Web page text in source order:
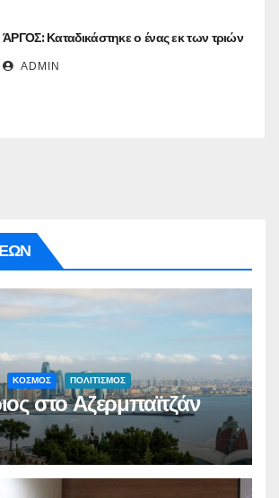
ΆΡΓΟΣ: Καταδικάστηκε ο ένας εκ των τριών
ADMIN
ΚΟΣΜΟΣ ΠΟΛΙΤΙΣΜΟΣ
στο Αζερμπαϊτζάν